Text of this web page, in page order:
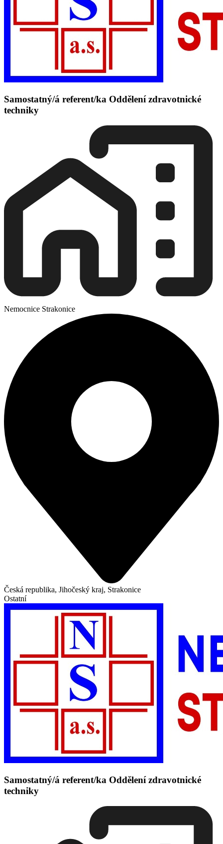
Samostatný/á referent/ka Oddělení zdravotnické
techniky
Nemocnice Strakonice
Česká republika, Jihočeský kraj, Strakonice
Ostatní
Samostatný/á referent/ka Oddělení zdravotnické
techniky